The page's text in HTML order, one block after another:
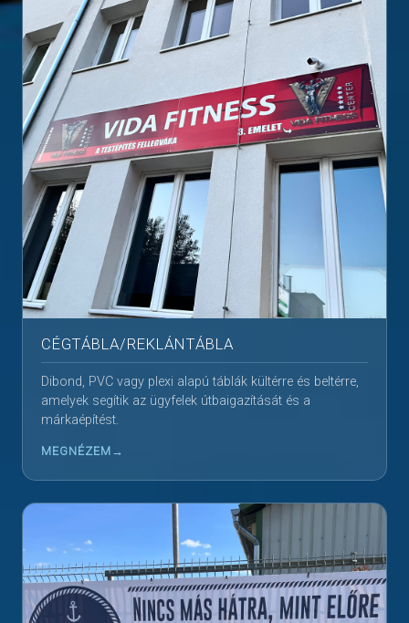
CÉGTÁBLA/REKLÁNTÁBLA
Dibond, PVC vagy plexi alapú táblák kültérre és beltérre,
amelyek segítik az ügyfelek útbaigazítását és a
márkaépítést.
MEGNÉZEM